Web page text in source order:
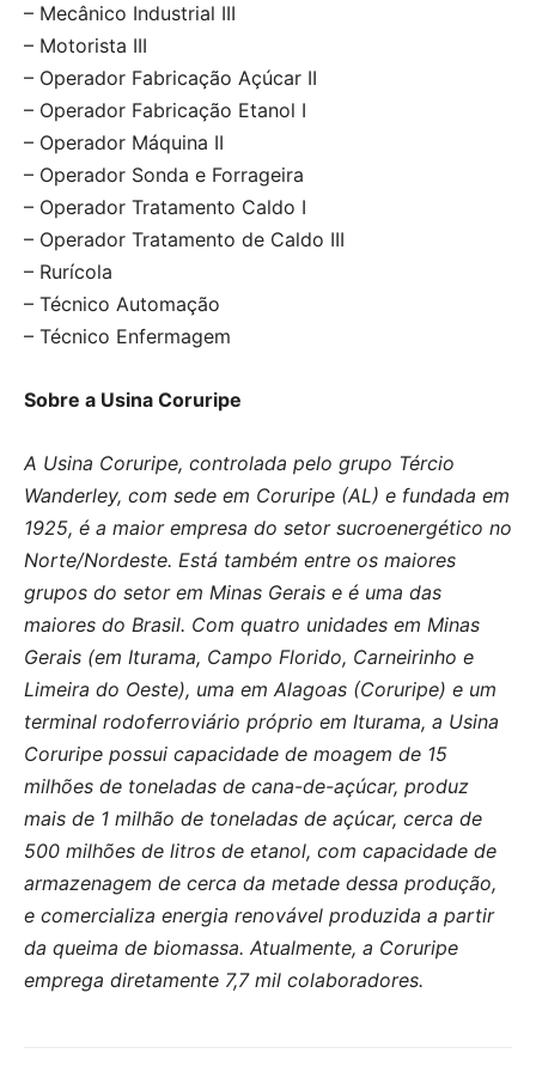
– Mecânico Industrial III
– Motorista III
– Operador Fabricação Açúcar II
– Operador Fabricação Etanol I
– Operador Máquina II
– Operador Sonda e Forrageira
– Operador Tratamento Caldo I
– Operador Tratamento de Caldo III
– Rurícola
– Técnico Automação
– Técnico Enfermagem
Sobre a Usina Coruripe
A Usina Coruripe, controlada pelo grupo Tércio
Wanderley, com sede em Coruripe (AL) e fundada em
1925, é a maior empresa do setor sucroenergético no
Norte/Nordeste. Está também entre os maiores
grupos do setor em Minas Gerais e é uma das
maiores do Brasil. Com quatro unidades em Minas
Gerais (em Iturama, Campo Florido, Carneirinho e
Limeira do Oeste), uma em Alagoas (Coruripe) e um
terminal rodoferroviário próprio em Iturama, a Usina
Coruripe possui capacidade de moagem de 15
milhões de toneladas de cana-de-açúcar, produz
mais de 1 milhão de toneladas de açúcar, cerca de
500 milhões de litros de etanol, com capacidade de
armazenagem de cerca da metade dessa produção,
e comercializa energia renovável produzida a partir
da queima de biomassa. Atualmente, a Coruripe
emprega diretamente 7,7 mil colaboradores.